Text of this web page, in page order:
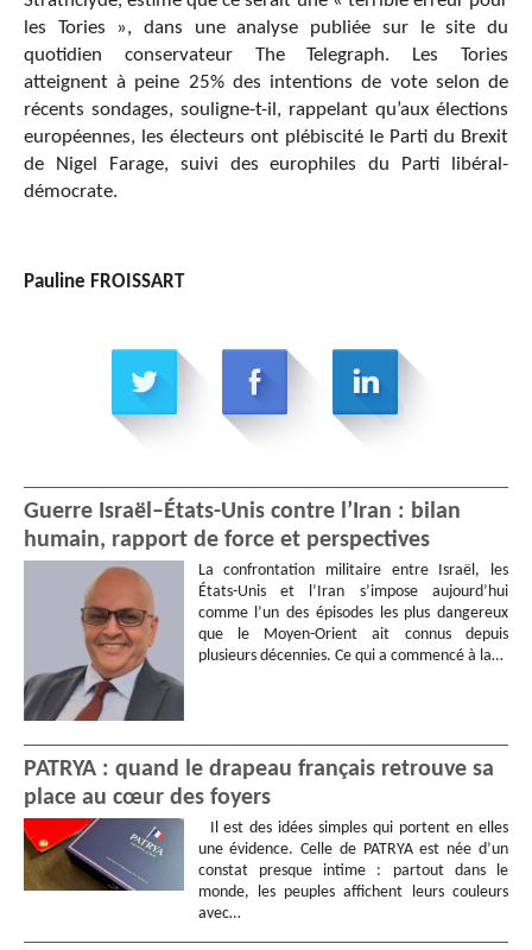
les Tories », dans une analyse publiée sur le site du
quotidien conservateur The Telegraph. Les Tories
atteignent à peine 25% des intentions de vote selon de
récents sondages, souligne-t-il, rappelant qu’aux élections
européennes, les électeurs ont plébiscité le Parti du Brexit
de Nigel Farage, suivi des europhiles du Parti libéral-
démocrate.
Pauline FROISSART
Guerre Israël–États-Unis contre l’Iran : bilan
humain, rapport de force et perspectives
La confrontation militaire entre Israël, les
États-Unis et l’Iran s’impose aujourd’hui
comme l’un des épisodes les plus dangereux
que le Moyen-Orient ait connus depuis
plusieurs décennies. Ce qui a commencé à la…
PATRYA : quand le drapeau français retrouve sa
place au cœur des foyers
Il est des idées simples qui portent en elles
une évidence. Celle de PATRYA est née d’un
constat presque intime : partout dans le
monde, les peuples affichent leurs couleurs
avec…